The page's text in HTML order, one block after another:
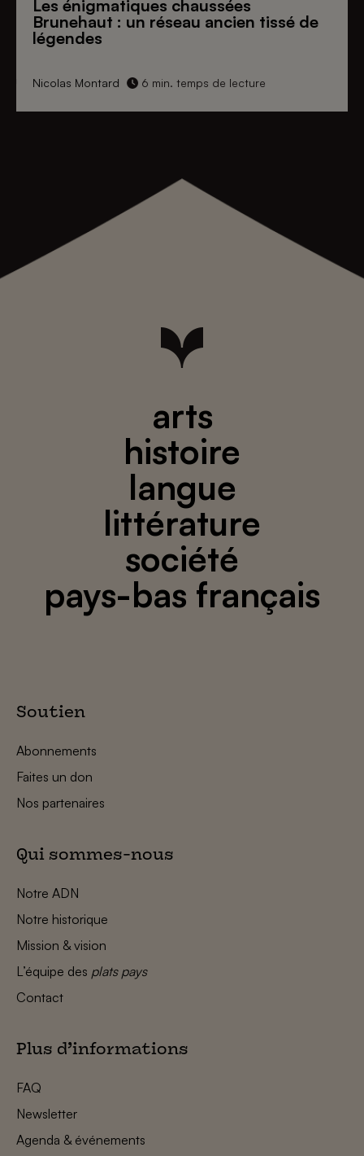
Les énigmatiques chaussées
Brunehaut : un réseau ancien tissé de
légendes
Nicolas Montard 6 min. temps de lecture
arts
histoire
langue
littérature
société
pays-bas français
Soutien
Abonnements
Faites un don
Nos partenaires
Qui sommes-nous
Notre ADN
Notre historique
Mission & vision
L’équipe des plats pays
Contact
Plus d’informations
FAQ
Newsletter
Agenda & événements